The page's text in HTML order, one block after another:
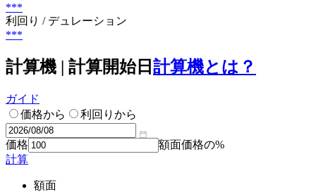
***
利回り / デュレーション
***
計算機 | 計算開始日 計算機とは？
ガイド
価格から
利回りから
価格
額面価格の%
計算
額面